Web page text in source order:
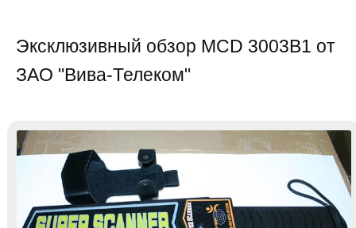
Эксклюзивный обзор MCD 3003B1 от
ЗАО "Вива-Телеком"